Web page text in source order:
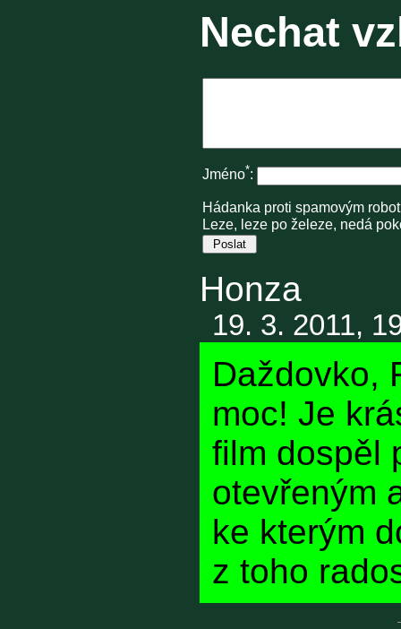
Nechat
Jméno*:
Hádanka proti spamovým
Leze, leze po železe, nedá
Honza
19. 3. 2011,
Daždovko,
moc! Je
film dospěl
otevřeným
ke kterým
z toho